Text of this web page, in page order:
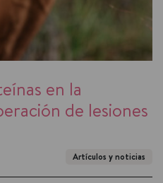
en la
de lesiones
Artículos y noticias